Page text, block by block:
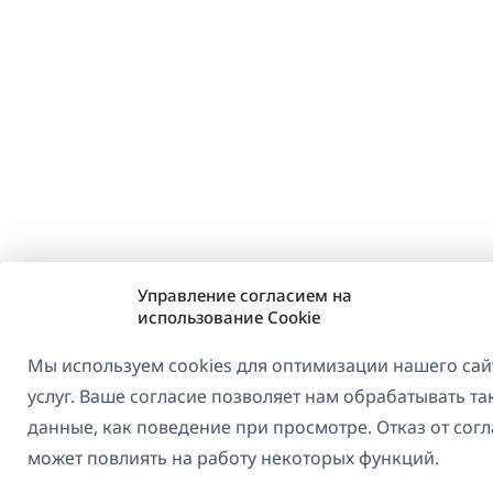
Управление согласием на
использование Cookie
Мы используем cookies для оптимизации нашего
услуг. Ваше согласие позволяет нам обрабатывать
данные, как поведение при просмотре. Отказ от
может повлиять на работу некоторых функций.